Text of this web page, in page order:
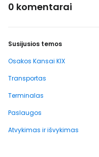
0 komentarai
Susijusios temos
Osakos Kansai KIX
Transportas
Terminalas
Paslaugos
Atvykimas ir išvykimas